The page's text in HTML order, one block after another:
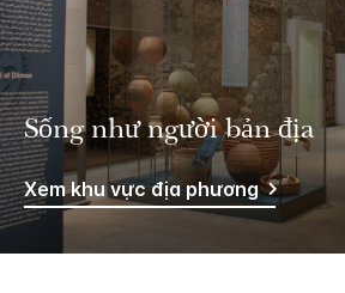
Sống như người bản địa
Xem khu vực địa phương